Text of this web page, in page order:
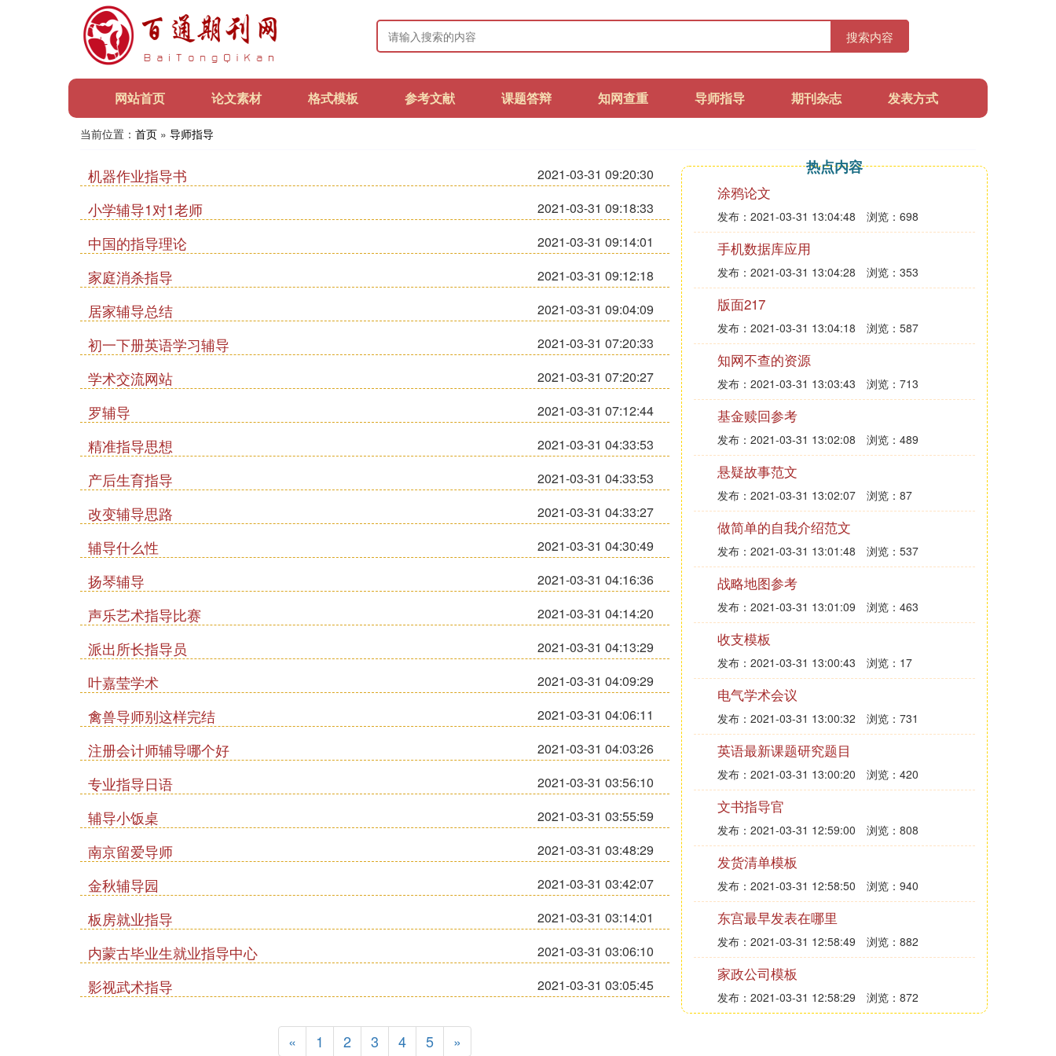
搜索内容
网站首页 论文素材 格式模板 参考文献 课题答辩 知网查重 导师指导 期刊杂志 发表方式
当前位置： 首页 » 导师指导
机器作业指导书 2021-03-31 09:20:30
小学辅导1对1老师 2021-03-31 09:18:33
中国的指导理论 2021-03-31 09:14:01
家庭消杀指导 2021-03-31 09:12:18
居家辅导总结 2021-03-31 09:04:09
初一下册英语学习辅导 2021-03-31 07:20:33
学术交流网站 2021-03-31 07:20:27
罗辅导 2021-03-31 07:12:44
精准指导思想 2021-03-31 04:33:53
产后生育指导 2021-03-31 04:33:53
改变辅导思路 2021-03-31 04:33:27
辅导什么性 2021-03-31 04:30:49
扬琴辅导 2021-03-31 04:16:36
声乐艺术指导比赛 2021-03-31 04:14:20
派出所长指导员 2021-03-31 04:13:29
叶嘉莹学术 2021-03-31 04:09:29
禽兽导师别这样完结 2021-03-31 04:06:11
注册会计师辅导哪个好 2021-03-31 04:03:26
专业指导日语 2021-03-31 03:56:10
辅导小饭桌 2021-03-31 03:55:59
南京留爱导师 2021-03-31 03:48:29
金秋辅导园 2021-03-31 03:42:07
板房就业指导 2021-03-31 03:14:01
内蒙古毕业生就业指导中心 2021-03-31 03:06:10
影视武术指导 2021-03-31 03:05:45
« 1 2 3 4 5 »
热点内容
涂鸦论文
发布：2021-03-31 13:04:48 浏览：698
手机数据库应用
发布：2021-03-31 13:04:28 浏览：353
版面217
发布：2021-03-31 13:04:18 浏览：587
知网不查的资源
发布：2021-03-31 13:03:43 浏览：713
基金赎回参考
发布：2021-03-31 13:02:08 浏览：489
悬疑故事范文
发布：2021-03-31 13:02:07 浏览：87
做简单的自我介绍范文
发布：2021-03-31 13:01:48 浏览：537
战略地图参考
发布：2021-03-31 13:01:09 浏览：463
收支模板
发布：2021-03-31 13:00:43 浏览：17
电气学术会议
发布：2021-03-31 13:00:32 浏览：731
英语最新课题研究题目
发布：2021-03-31 13:00:20 浏览：420
文书指导官
发布：2021-03-31 12:59:00 浏览：808
发货清单模板
发布：2021-03-31 12:58:50 浏览：940
东宫最早发表在哪里
发布：2021-03-31 12:58:49 浏览：882
家政公司模板
发布：2021-03-31 12:58:29 浏览：872